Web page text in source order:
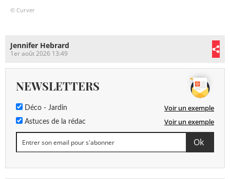
© Curver
Jennifer Hebrard
1er août 2026 13:49
NEWSLETTERS
Déco - Jardin Voir un exemple
Astuces de la rédac Voir un exemple